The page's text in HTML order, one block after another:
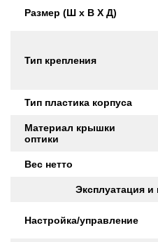
Размер (Ш x В X Д)
Тип крепления
Тип пластика корпуса
Материал крышки
оптики
Вес нетто
Эксплуатация и
Настройка/управление